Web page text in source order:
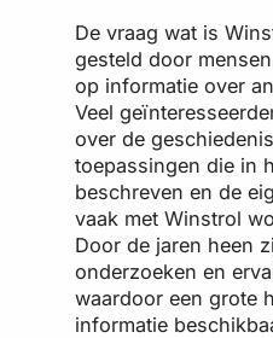
De vraag wat is
gesteld door
op informatie over
Veel
over de
toepassingen die in
beschreven en de
vaak met Winstrol
Door de jaren heen
onderzoeken en
waardoor een grote
informatie